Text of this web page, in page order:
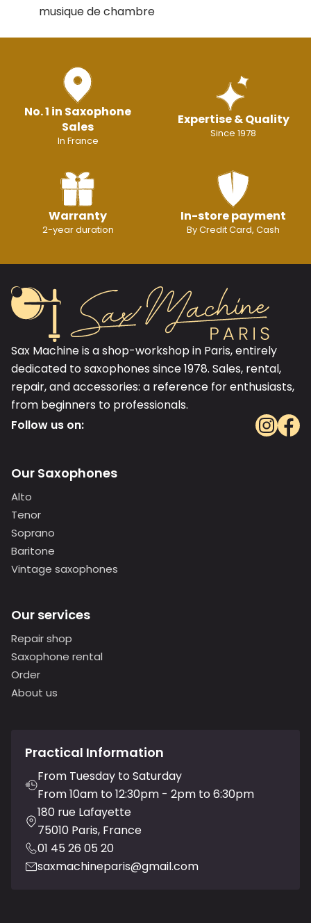
musique de chambre
No. 1 in Saxophone
Sales
In France
Expertise & Quality
Since 1978
Warranty
2-year duration
In-store payment
By Credit Card, Cash
Sax Machine is a shop-workshop in Paris, entirely
dedicated to saxophones since 1978. Sales, rental,
repair, and accessories: a reference for enthusiasts,
from beginners to professionals.
Follow us on:
Our Saxophones
Alto
Tenor
Soprano
Baritone
Vintage saxophones
Our services
Repair shop
Saxophone rental
Order
About us
Practical Information
From Tuesday to Saturday
From 10am to 12:30pm - 2pm to 6:30pm
180 rue Lafayette
75010 Paris, France
01 45 26 05 20
saxmachineparis@gmail.com